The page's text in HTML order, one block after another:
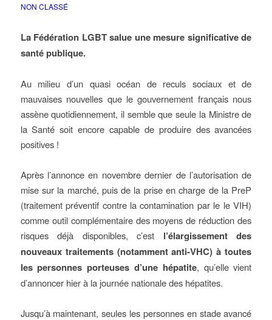
NON CLASSÉ
La Fédération LGBT salue une mesure significative de
santé publique.
Au milieu d’un quasi océan de reculs sociaux et de
mauvaises nouvelles que le gouvernement français nous
assène quotidiennement, il semble que seule la Ministre de
la Santé soit encore capable de produire des avancées
positives !
Après l’annonce en novembre dernier de l’autorisation de
mise sur la marché, puis de la prise en charge de la PreP
(traitement préventif contre la contamination par le le VIH)
comme outil complémentaire des moyens de réduction des
risques déjà disponibles, c’est l’élargissement des
nouveaux traitements (notamment anti-VHC) à toutes
les personnes porteuses d’une hépatite, qu’elle vient
d’annoncer hier à la journée nationale des hépatites.
Jusqu’à maintenant, seules les personnes en stade avancé